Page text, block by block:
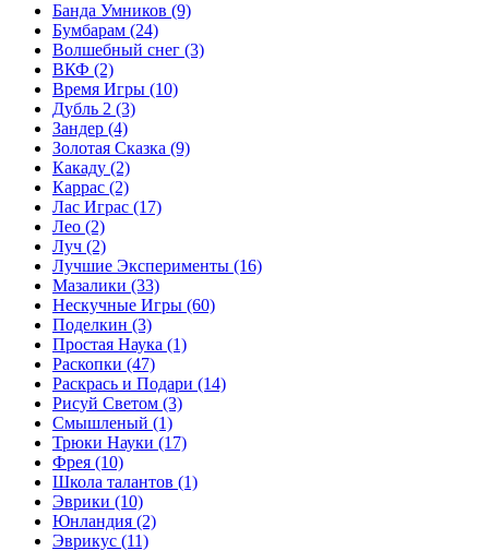
Банда Умников (9)
Бумбарам (24)
Волшебный снег (3)
ВКФ (2)
Время Игры (10)
Дубль 2 (3)
Зандер (4)
Золотая Сказка (9)
Какаду (2)
Каррас (2)
Лас Играс (17)
Лео (2)
Луч (2)
Лучшие Эксперименты (16)
Мазалики (33)
Нескучные Игры (60)
Поделкин (3)
Простая Наука (1)
Раскопки (47)
Раскрась и Подари (14)
Рисуй Светом (3)
Смышленый (1)
Трюки Науки (17)
Фрея (10)
Школа талантов (1)
Эврики (10)
Юнландия (2)
Эврикус (11)